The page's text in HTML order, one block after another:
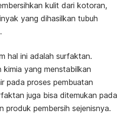
kulit dari kotoran,
yang dihasilkan tubuh
hal ini adalah surfaktan.
yang menstabilkan
pada proses pembuatan
juga bisa ditemukan pada
produk pembersih sejenisnya.